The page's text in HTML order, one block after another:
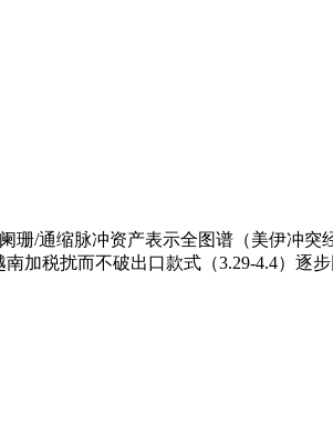
/通缩脉冲资产表示全图谱（美伊冲突
税扰而不破出口款式（3.29-4.4）逐